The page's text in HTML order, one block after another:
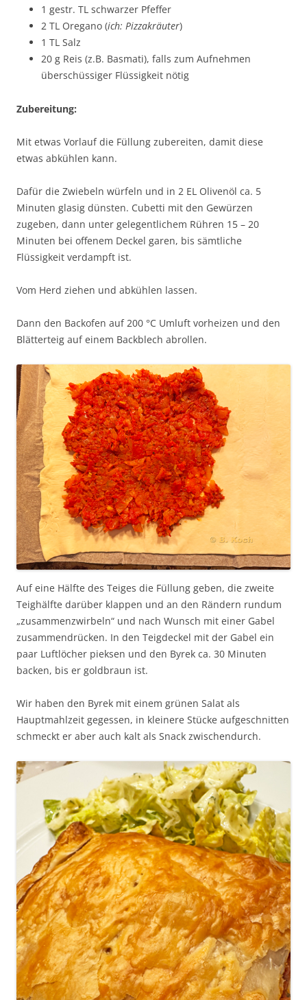
1 gestr. TL schwarzer Pfeffer
2 TL Oregano (ich: Pizzakräuter)
1 TL Salz
20 g Reis (z.B. Basmati), falls zum Aufnehmen
überschüssiger Flüssigkeit nötig
Zubereitung:
Mit etwas Vorlauf die Füllung zubereiten, damit diese
etwas abkühlen kann.
Dafür die Zwiebeln würfeln und in 2 EL Olivenöl ca. 5
Minuten glasig dünsten. Cubetti mit den Gewürzen
zugeben, dann unter gelegentlichem Rühren 15 – 20
Minuten bei offenem Deckel garen, bis sämtliche
Flüssigkeit verdampft ist.
Vom Herd ziehen und abkühlen lassen.
Dann den Backofen auf 200 °C Umluft vorheizen und den
Blätterteig auf einem Backblech abrollen.
Auf eine Hälfte des Teiges die Füllung geben, die zweite
Teighälfte darüber klappen und an den Rändern rundum
„zusammenzwirbeln“ und nach Wunsch mit einer Gabel
zusammendrücken. In den Teigdeckel mit der Gabel ein
paar Luftlöcher pieksen und den Byrek ca. 30 Minuten
backen, bis er goldbraun ist.
Wir haben den Byrek mit einem grünen Salat als
Hauptmahlzeit gegessen, in kleinere Stücke aufgeschnitten
schmeckt er aber auch kalt als Snack zwischendurch.